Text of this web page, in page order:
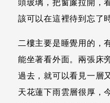
頭玻璃，把窗簾拉開，
該可以在這裡待到忘了
二樓主要是睡覺用的，
能坐著看外面。兩張床
過去，就可以看見一層
天花蓮下雨雲層很厚，